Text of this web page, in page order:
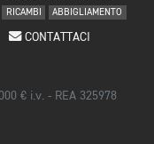
RICAMBI ABBIGLIAMENTO
CONTATTACI
€ i.v. - REA 325978